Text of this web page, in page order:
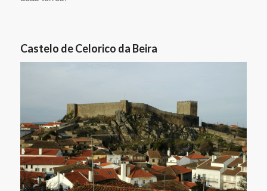
Castelo de Celorico da Beira